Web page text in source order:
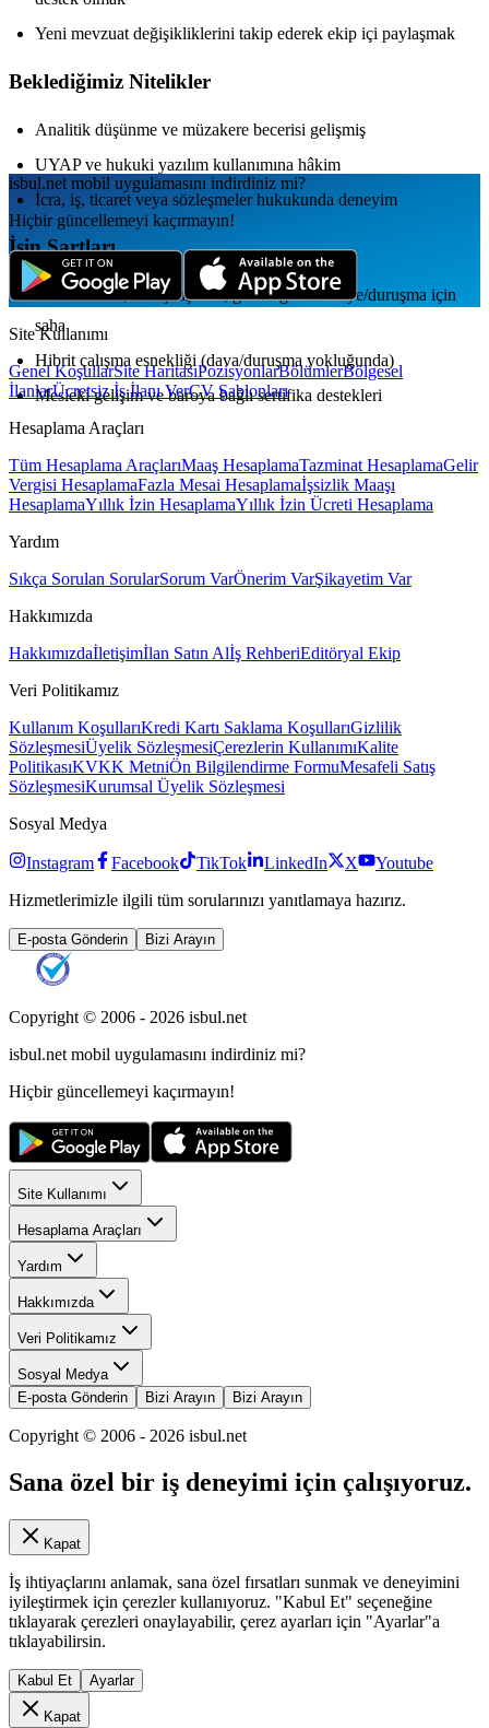
Yeni mevzuat değişikliklerini takip ederek ekip içi paylaşmak
Beklediğimiz Nitelikler
Analitik düşünme ve müzakere becerisi gelişmiş
UYAP ve hukuki yazılım kullanımına hâkim
İcra, iş, ticaret veya sözleşmeler hukukunda deneyim
İşin Şartları
Tam zamanlı, ofis çalışması; gerektiğinde adliye/duruşma için
saha
Hibrit çalışma esnekliği (dava/duruşma yokluğunda)
Mesleki gelişim ve baroya bağlı sertifika destekleri
isbul.net mobil uygulamаsını indirdiniz mi?
Hiçbir güncellemeyi kaçırmayın!
Site Kullanımı
Genel KoşullarSite HaritasıPozisyonlarBölümlerBölgesel
İlanlarÜcretsiz İş İlanı VerCV Şablonları
Hesaplama Araçları
Tüm Hesaplama AraçlarıMaaş HesaplamaTazminat HesaplamaGelir
Vergisi HesaplamaFazla Mesai Hesaplamaİşsizlik Maaşı
HesaplamaYıllık İzin HesaplamaYıllık İzin Ücreti Hesaplama
Yardım
Sıkça Sorulan SorularSorum VarÖnerim VarŞikayetim Var
Hakkımızda
Hakkımızdaİletişimİlan Satın Alİş RehberiEditöryal Ekip
Veri Politikamız
Kullanım KoşullarıKredi Kartı Saklama KoşullarıGizlilik
SözleşmesiÜyelik SözleşmesiÇerezlerin KullanımıKalite
PolitikasıKVKK MetniÖn Bilgilendirme FormuMesafeli Satış
SözleşmesiKurumsal Üyelik Sözleşmesi
Sosyal Medya
Instagram Facebook TikTok LinkedIn X
Youtube
Hizmetlerimizle ilgili tüm sorularınızı yanıtlamaya hazırız.
E-posta Gönderin Bizi Arayın
Copyright © 2006 - 2026 isbul.net
isbul.net mobil uygulamasını indirdiniz mi?
Hiçbir güncellemeyi kaçırmayın!
Site Kullanımı
Hesaplama Araçları
Yardım
Hakkımızda
Veri Politikamız
Sosyal Medya
E-posta Gönderin
Bizi Arayın Bizi Arayın
Copyright © 2006 - 2026 isbul.net
Sana özel bir iş deneyimi için çalışıyoruz.
Kapat
İş ihtiyaçlarını anlamak, sana özel fırsatları sunmak ve deneyimini
iyileştirmek için çerezler kullanıyoruz. "Kabul Et" seçeneğine
tıklayarak çerezleri onaylayabilir, çerez ayarları için "Ayarlar"a
tıklayabilirsin.
Kabul Et Ayarlar
Kapat